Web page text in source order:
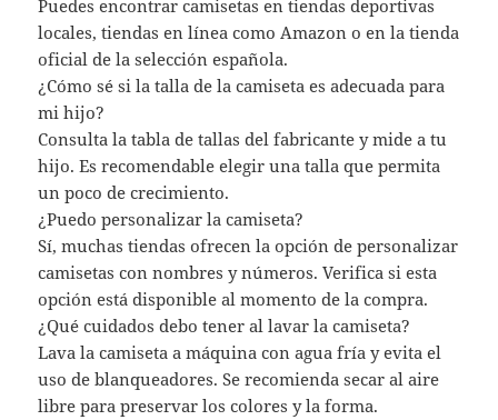
Puedes encontrar camisetas en tiendas deportivas
locales, tiendas en línea como Amazon o en la tienda
oficial de la selección española.
¿Cómo sé si la talla de la camiseta es adecuada para
mi hijo?
Consulta la tabla de tallas del fabricante y mide a tu
hijo. Es recomendable elegir una talla que permita
un poco de crecimiento.
¿Puedo personalizar la camiseta?
Sí, muchas tiendas ofrecen la opción de personalizar
camisetas con nombres y números. Verifica si esta
opción está disponible al momento de la compra.
¿Qué cuidados debo tener al lavar la camiseta?
Lava la camiseta a máquina con agua fría y evita el
uso de blanqueadores. Se recomienda secar al aire
libre para preservar los colores y la forma.